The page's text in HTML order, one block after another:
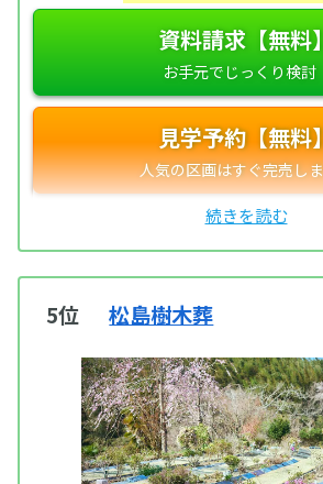
資料請求【無料】
見学予約【無料】
5位 松島樹木葬